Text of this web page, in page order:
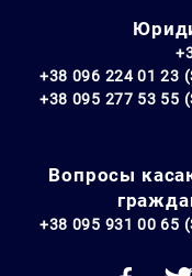
+38 096 224 01 23
+38 095 277 53 55
Вопросы
+38 095 931 00 65